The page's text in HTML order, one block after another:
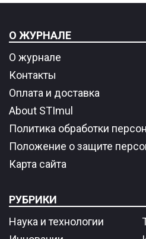
О ЖУРНАЛЕ
О журнале
Контакты
Оплата и доставка
About STImul
Политика обработки
Положение о защите
Карта сайта
РУБРИКИ
Наука и технологии